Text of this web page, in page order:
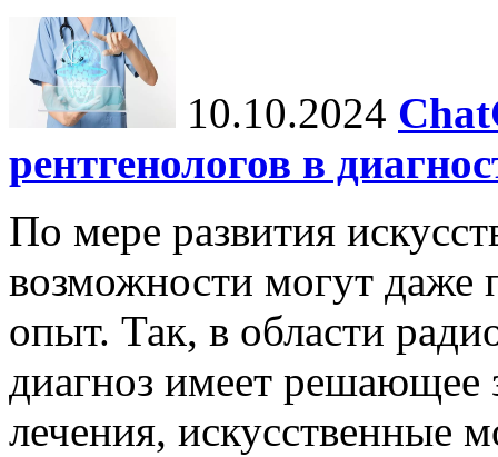
10.10.2024
рентгенологов в
По мере развития
возможности могут даже
опыт. Так, в области
диагноз имеет решающее
лечения, искусственные